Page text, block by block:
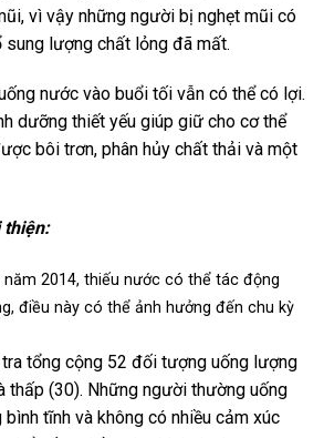
vì vậy những người bị nghẹt mũi có
sung lượng chất lỏng đã mất.
nước vào buổi tối vẫn có thể có lợi.
dưỡng thiết yếu giúp giữ cho cơ thể
bôi trơn, phân hủy chất thải và một
thiện:
2014, thiếu nước có thể tác động
điều này có thể ảnh hưởng đến chu kỳ
tổng cộng 52 đối tượng uống lượng
thấp (30). Những người thường uống
tĩnh và không có nhiều cảm xúc